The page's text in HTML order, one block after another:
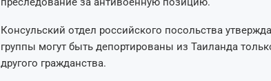
Консульский отдел российского посольства
группы могут быть депортированы из Таиланда
другого гражданства.